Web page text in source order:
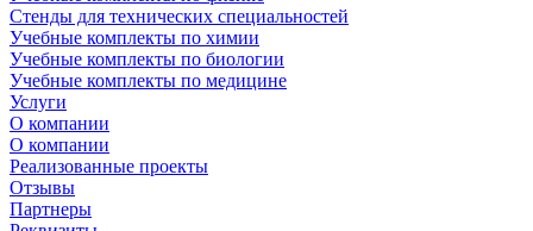
Стенды для технических специальностей
Учебные комплекты по химии
Учебные комплекты по биологии
Учебные комплекты по медицине
Услуги
О компании
О компании
Реализованные проекты
Отзывы
Партнеры